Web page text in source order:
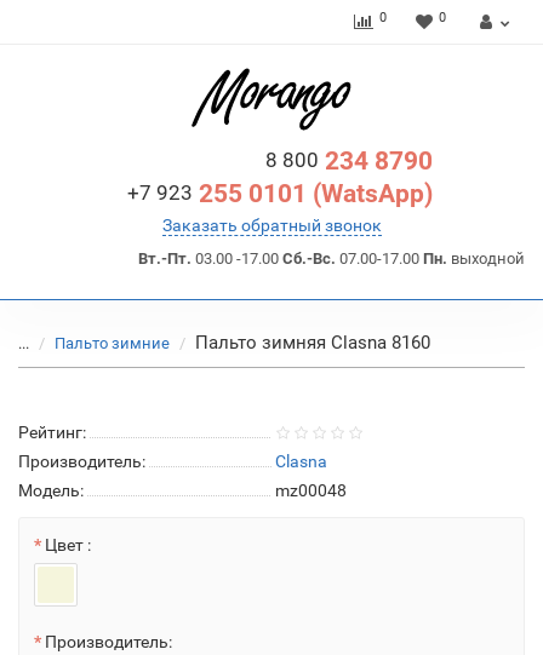
0 0
8 800 234 8790
+7 923 255 0101 (WatsApp)
Заказать обратный звонок
Вт.-Пт. 03.00 -17.00 Сб.-Вс. 07.00-17.00 Пн. выходной
... Пальто зимние Пальто зимняя Clasna 8160
Рейтинг:
Производитель:
Clasna
Модель:
mz00048
Цвет :
Производитель: